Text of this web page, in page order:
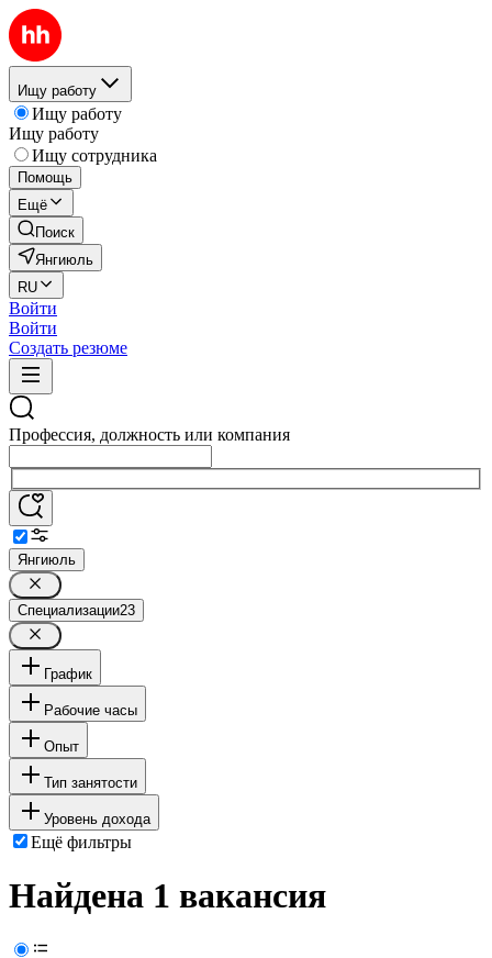
Ищу работу
Ищу работу
Ищу работу
Ищу сотрудника
Помощь
Ещё
Поиск
Янгиюль
RU
Войти
Войти
Создать резюме
Профессия, должность или компания
Янгиюль
Специализации23
График
Рабочие часы
Опыт
Тип занятости
Уровень дохода
Ещё фильтры
Найдена 1 вакансия